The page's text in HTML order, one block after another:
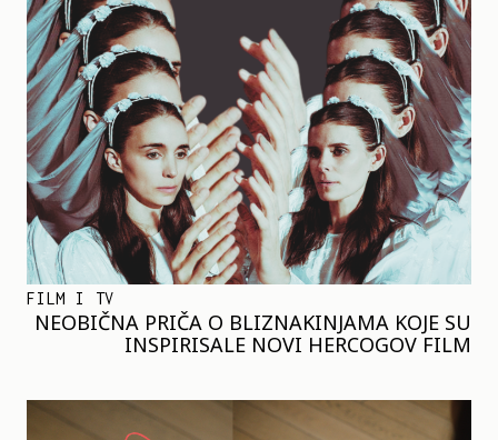
FILM I TV
NEOBIČNA PRIČA O BLIZNAKINJAMA KOJE SU
INSPIRISALE NOVI HERCOGOV FILM